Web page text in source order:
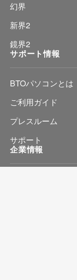
幻界
新界2
鏡界2
サポート情報
BTOパソコンとは
ご利用ガイド
プレスルーム
サポート
企業情報